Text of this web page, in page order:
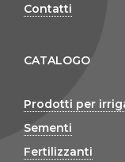
Contatti
CATALOGO
Prodotti per
Sementi
Fertilizzanti